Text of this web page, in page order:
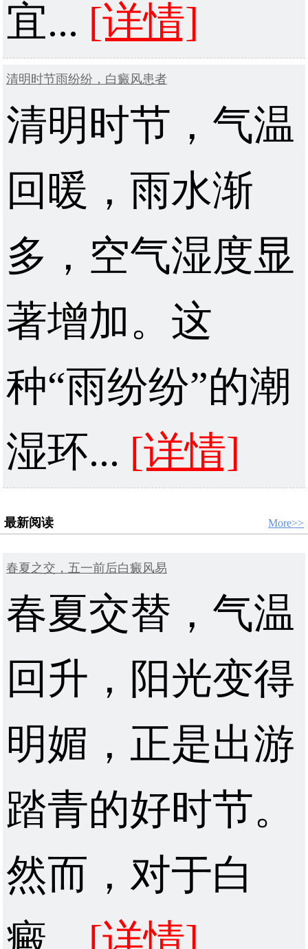
宜... [详情]
清明时节雨纷纷，白癜风患者
清明时节，气温
回暖，雨水渐
多，空气湿度显
著增加。这
种“雨纷纷”的潮
湿环... [详情]
最新阅读 More>>
春夏之交，五一前后白癜风易
春夏交替，气温
回升，阳光变得
明媚，正是出游
踏青的好时节。
然而，对于白